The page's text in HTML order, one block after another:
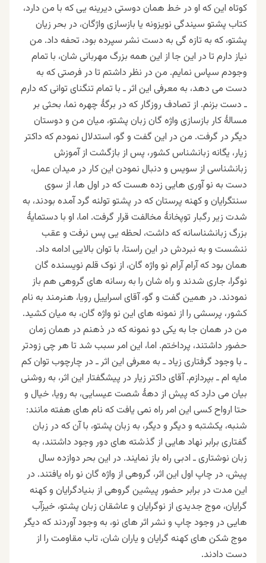
کوتاه این که او در خط همان دوستی دیرینه یی که با من دارد،
کتاب پشتو سیندگی نویزونه یا بازسازی واژگان، در بحر زیان
پشتو، که به تازه گی به دست نشر سپرده بود، تحفه داد. من
نیاز دارم تا در این جا از این همه بزرگ مهربانی شان، با تمام
وجودم سپاس نمایم. من در نظر داشتم تا در فرصتی که به
دست می دهد، به معرفی این اثر ـ با تمام تنگنای توانی که دارم
ـ دست بزنم. از تصادف روزگار که در برگهٔ چهره نما، بحثی بر
مسالهٔ کار بازسازی واژه گان زبان پشتو، میان من و دوستان
دیگر در گرفت. من در این گفت و گو، استدلال نمودم که داکتر
زیار، یگانه زبانشناس کشور، پس از بازگشت از آموزش
زبانشناسی از سويس و دنبال نمودن این کار در میدان عمل،
دست به نو آوری هایی زده هست که در اول ها، از سوی
سنتگرایان و کهنه پرستان که در پشتو تولنه گرد آمده بودند، به
شدت زیر رگبار توپخانهٔ مخالفت قرار گرفت. اما، او با دستمایهٔ
بزرگ زبانشناسانه که داشت، لحظه یی پس نرفت و عقب
ننشست و به نبردش در این راستا، با توان بالایی ادامه داد.
همان بود که آرام آرام نو واژه گان، از نوک قلم نویسنده گان
نوگرا، جاری شدند و راه شان را به رسانه های گروهی هم باز
نمودند. در همین گفت و گو، آقای اسراییل رویا، هنرمند به نام
کشور، پرسشی را از نمونه های این نو واژه گان، به میان کشید.
من در همان جا به یکی دو نمونه که در ذهنم در همان زمان
حضور داشتند، پرداختم. اما، این امر سبب شد تا هر چی زودتر
ـ با وجود گرفتاری زیاد ـ به معرفی این اثر ـ در چارچوب توان کم
مایه ام ـ بپردازم. آقای داکتر زیار در پیشگفتار این اثر، به روشنی
بیان می دارد که پیش از دههٔ شصت عیسایی، به رویا، خیال و
حتا ارواح کسی این امر راه نمی یافت که نام های هفته مانند:
شنبه، یکشتبه و دیگر و دیگر، به زبان پشتو، با آن که در زبان
گفتاری برابر نهاد هایی از گذشته های دور وجود داشتند، به
زبان نوشتاری ـ ادبی راه باز نمایند. در این بحر دوازده سال
پیش، در چاپ اول این اثر، گروهی از واژه گان نو راه یافتند. در
این مدت در برابر حضور پیشین گروهی از بنیادگرایان و کهنه
گرایان، موج جدیدی از نوگرایان و عاشقان زبان پشتو، خیزآب
هایی در وجود چاپ و نشر اثر های نو، به وجود آوردند که دیگر
موج شکن های کهنه گرایان و یاران شان، تاب مقاومت را از
دست دادند.